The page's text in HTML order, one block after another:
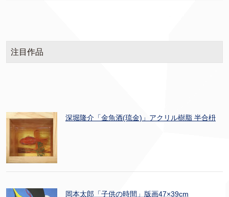
注目作品
深堀隆介「金魚酒(琉金)」アクリル樹脂 半合枡
岡本太郎「子供の時間」版画47×39cm